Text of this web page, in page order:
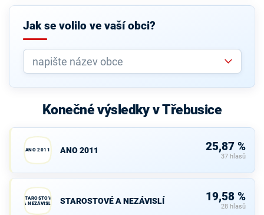
Jak se volilo ve vaší obci?
Konečné výsledky v Třebusice
ANO 2011 ANO 2011 25,87 %
37 hlasů
STAROSTOVÉ
A NEZÁVISLÍ
STAROSTOVÉ A NEZÁVISLÍ 19,58 %
28 hlasů